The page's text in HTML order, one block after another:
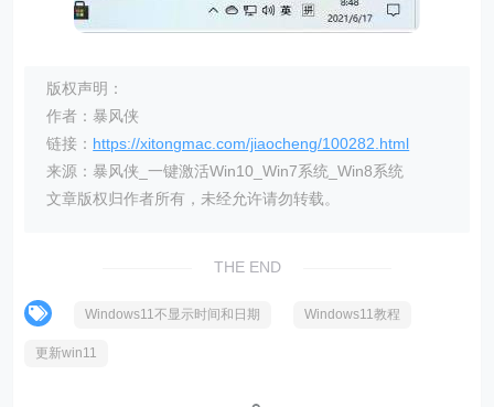
版权声明：
作者：暴风侠
链接： https://xitongmac.com/jiaocheng/100282.html
来源：暴风侠_一键激活Win10_Win7系统_Win8系统
文章版权归作者所有，未经允许请勿转载。
THE END
Windows11不显示时间和日期 Windows11教程
更新win11